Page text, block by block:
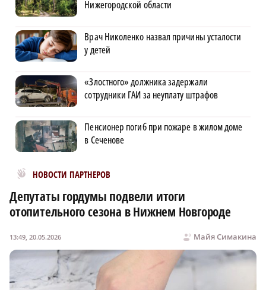
Нижегородской области
Врач Николенко назвал причины усталости
у детей
«Злостного» должника задержали
сотрудники ГАИ за неуплату штрафов
Пенсионер погиб при пожаре в жилом доме
в Сеченове
НОВОСТИ ПАРТНЕРОВ
Новости МирТесен
Депутаты гордумы подвели итоги
отопительного сезона в Нижнем Новгороде
Майя Симакина
13:49, 20.05.2026